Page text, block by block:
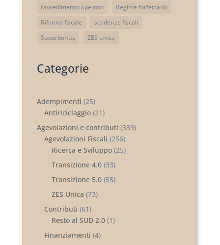
ravvedimento operoso
Regime forfettario
Riforma fiscale
scadenze fiscali
Superbonus
ZES unica
Categorie
Adempimenti (25)
Antiriciclaggio(21)
Agevolazioni e contributi (339)
Agevolazioni Fiscali (256)
Ricerca e Sviluppo(25)
Transizione 4.0(33)
Transizione 5.0(55)
ZES Unica (73)
Contributi (61)
Resto al SUD 2.0(1)
Finanziamenti (4)